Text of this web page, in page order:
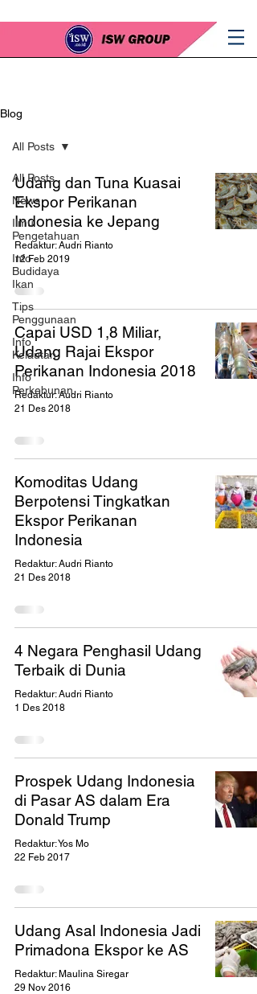
Blog
All Posts
News
Ilmu
Pengetahuan
Info
Budidaya
Ikan
Tips
Penggunaan
Info
Kelautan
Info
Perkebunan
All Posts
Udang dan Tuna Kuasai
Ekspor Perikanan
Indonesia ke Jepang
Redaktur: Audri Rianto
12 Feb 2019
Capai USD 1,8 Miliar,
Udang Rajai Ekspor
Perikanan Indonesia 2018
Redaktur: Audri Rianto
21 Des 2018
Komoditas Udang
Berpotensi Tingkatkan
Ekspor Perikanan
Indonesia
Redaktur: Audri Rianto
21 Des 2018
4 Negara Penghasil Udang
Terbaik di Dunia
Redaktur: Audri Rianto
1 Des 2018
Prospek Udang Indonesia
di Pasar AS dalam Era
Donald Trump
Redaktur: Yos Mo
22 Feb 2017
Udang Asal Indonesia Jadi
Primadona Ekspor ke AS
Redaktur: Maulina Siregar
29 Nov 2016